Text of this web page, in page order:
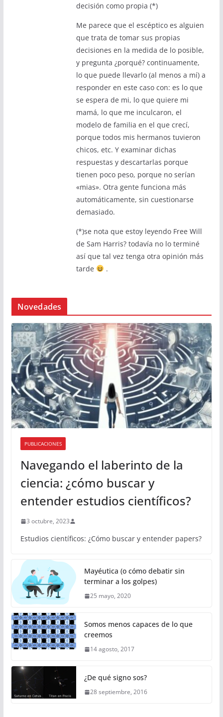
decisión como propia (*)
Me parece que el escéptico es alguien
que trata de tomar sus propias
decisiones en la medida de lo posible,
y pregunta ¿porqué? continuamente,
lo que puede llevarlo (al menos a mí) a
responder en este caso con: es lo que
se espera de mi, lo que quiere mi
mamá, lo que me inculcaron, el
modelo de familia en el que crecí,
porque todos mis hermanos tuvieron
chicos, etc. Y examinar dichas
respuestas y descartarlas porque
tienen poco peso, porque no serían
«mias». Otra gente funciona más
automáticamente, sin cuestionarse
demasiado.
(*)se nota que estoy leyendo Free Will
de Sam Harris? todavía no lo terminé
así que tal vez tenga otra opinión más
tarde
.
Novedades
PUBLICACIONES
Navegando el laberinto de la
ciencia: ¿cómo buscar y
entender estudios científicos?
3 octubre, 2023
Estudios científicos: ¿Cómo buscar y entender papers?
Mayéutica (o cómo debatir sin
terminar a los golpes)
25 mayo, 2020
Somos menos capaces de lo que
creemos
14 agosto, 2017
¿De qué signo sos?
28 septiembre, 2016